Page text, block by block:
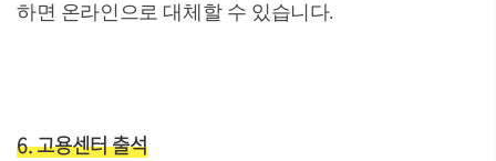
하면 온라인으로 대체할 수 있습니다.
6. 고용센터 출석